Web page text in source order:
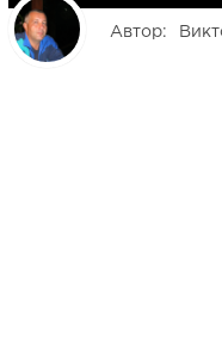
Автор: